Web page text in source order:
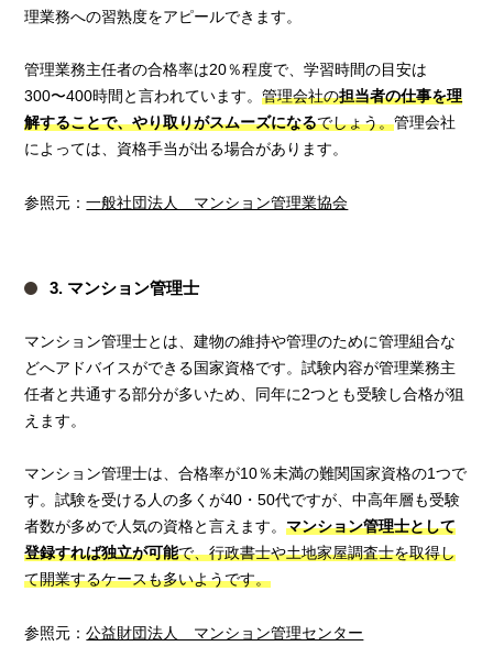
理業務への習熟度をアピールできます。
管理業務主任者の合格率は20％程度で、学習時間の目安は
300〜400時間と言われています。管理会社の担当者の仕事を理
解することで、やり取りがスムーズになるでしょう。管理会社
によっては、資格手当が出る場合があります。
参照元：一般社団法人 マンション管理業協会
3. マンション管理士
マンション管理士とは、建物の維持や管理のために管理組合な
どへアドバイスができる国家資格です。試験内容が管理業務主
任者と共通する部分が多いため、同年に2つとも受験し合格が狙
えます。
マンション管理士は、合格率が10％未満の難関国家資格の1つで
す。試験を受ける人の多くが40・50代ですが、中高年層も受験
者数が多めで人気の資格と言えます。マンション管理士として
登録すれば独立が可能で、行政書士や土地家屋調査士を取得し
て開業するケースも多いようです。
参照元：公益財団法人 マンション管理センター